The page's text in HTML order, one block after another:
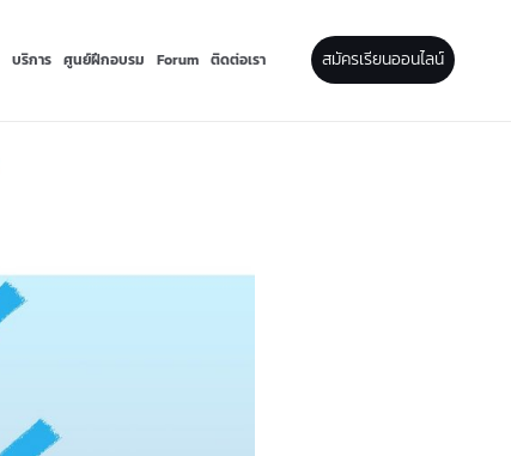
บริการ ศูนย์ฝึกอบรม Forum ติดต่อเรา สมัครเรียนออนไลน์